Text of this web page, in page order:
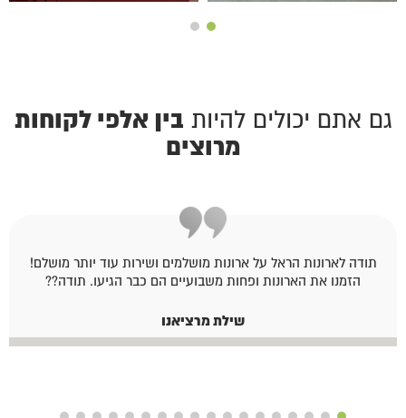
גם אתם יכולים להיות בין אלפי לקוחות
מרוצים
תודה לארונות הראל על ארונות מושלמים ושירות עוד יותר מושלם!
הזמנו את הארונות ופחות משבועיים הם כבר הגיעו. תודה??
שילת מרציאנו